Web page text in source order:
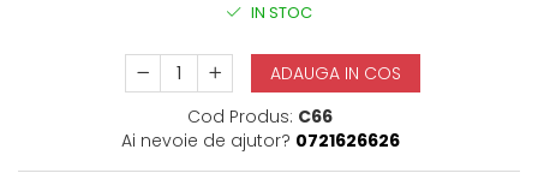
IN STOC
ADAUGA IN COS
Cod Produs: C66
Ai nevoie de ajutor? 0721626626